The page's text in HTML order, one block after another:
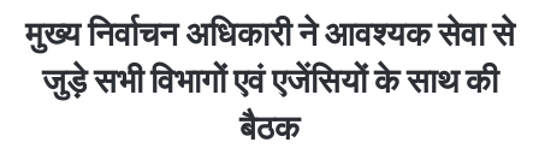
मुख्य निर्वाचन अधिकारी ने आवश्यक सेवा से
जुड़े सभी विभागों एवं एजेंसियों के साथ की
बैठक